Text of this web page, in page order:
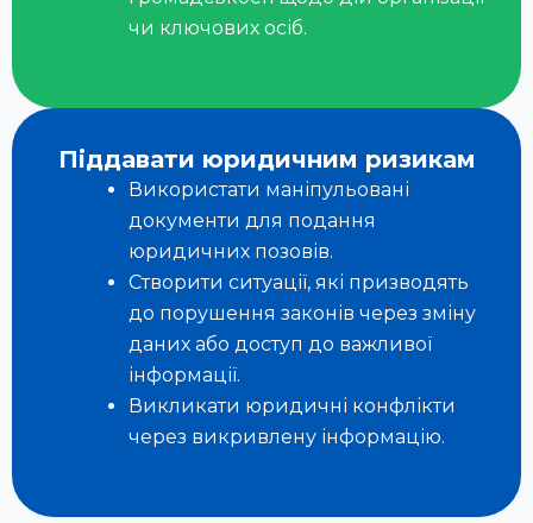
чи ключових осіб.
Піддавати юридичним ризикам
Використати маніпульовані
документи для подання
юридичних позовів.
Створити ситуації, які призводять
до порушення законів через зміну
даних або доступ до важливої
інформації.
Викликати юридичні конфлікти
через викривлену інформацію.